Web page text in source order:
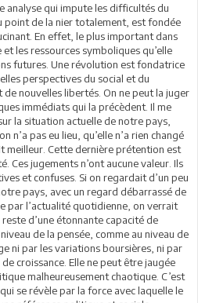
analyse qui impute les difficultés du
point de la nier totalement, est fondée
En effet, le plus important dans
les ressources symboliques qu’elle
futures. Une révolution est fondatrice
perspectives du social et du
nouvelles libertés. On ne peut la juger
immédiats qui la précèdent. Il me
la situation actuelle de notre pays,
n’a pas eu lieu, qu’elle n’a rien changé
meilleur. Cette dernière prétention est
Ces jugements n’ont aucune valeur. Ils
et confuses. Si on regardait d’un peu
pays, avec un regard débarrassé de
par l’actualité quotidienne, on verrait
d’une étonnante capacité de
de la pensée, comme au niveau de
ni par les variations boursières, ni par
croissance. Elle ne peut être jaugée
malheureusement chaotique. C’est
se révèle par la force avec laquelle le